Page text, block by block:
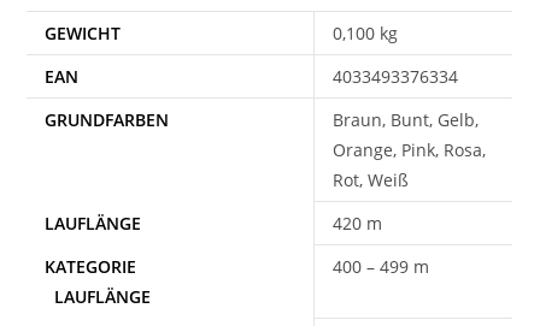
GEWICHT
0,100 kg
EAN
4033493376334
Braun, Bunt, Gelb,
Orange, Pink, Rosa,
Rot, Weiß
420 m
400 – 499 m